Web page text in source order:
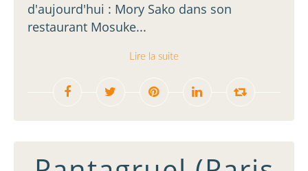
d'aujourd'hui : Mory Sako dans son
restaurant Mosuke...
Lire la suite